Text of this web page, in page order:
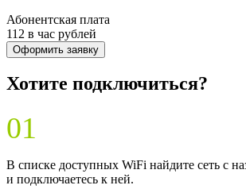
Абонентская плата
112 в час рублей
Оформить заявку
Хотите подключиться?
01
В списке доступных WiFi найдите сеть с
и подключаетесь к ней.